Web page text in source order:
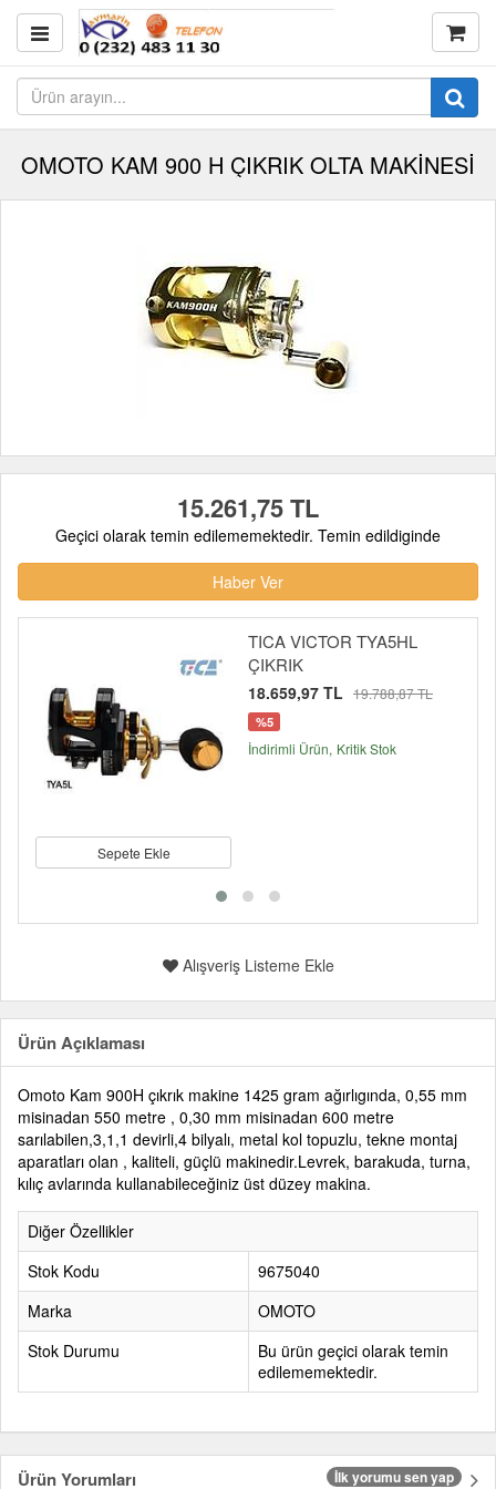
OMOTO KAM 900 H ÇIKRIK OLTA MAKİNESİ
15.261,75 TL
Geçici olarak temin edilememektedir. Temin edildiginde
Haber Ver
Sepete Ekle
TICA VICTOR TYA5HL
ÇIKRIK
18.659,97 TL 19.788,87 TL
%5
İndirimli Ürün Kritik Stok
Alışveriş Listeme Ekle
Ürün Açıklaması
Omoto Kam 900H çıkrık makine 1425 gram ağırlıgında, 0,55 mm
misinadan 550 metre , 0,30 mm misinadan 600 metre
sarılabilen,3,1,1 devirli,4 bilyalı, metal kol topuzlu, tekne montaj
aparatları olan , kaliteli, güçlü makinedir.Levrek, barakuda, turna,
kılıç avlarında kullanabileceğiniz üst düzey makina.
Diğer Özellikler
Stok Kodu
9675040
Marka
OMOTO
Stok Durumu
Bu ürün geçici olarak temin
edilememektedir.
Ürün Yorumları İlk yorumu sen yap